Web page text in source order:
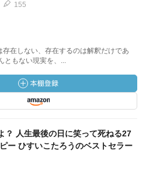
155
存在しない、存在するのは解釈だけであ
ともない現実を、...
？ 人生最後の日に笑って死ねる27
ー ひすいこたろうのベストセラー